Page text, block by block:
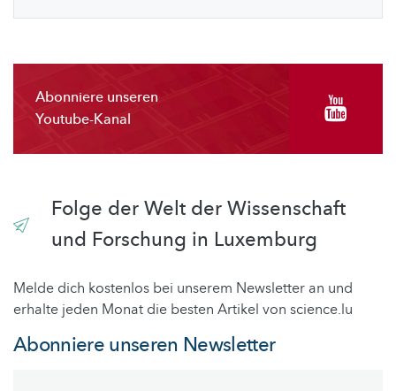
Abonniere unseren
Youtube-Kanal
Folge der Welt der Wissenschaft
und Forschung in Luxemburg
Melde dich kostenlos bei unserem Newsletter an und
erhalte jeden Monat die besten Artikel von science.lu
Abonniere unseren Newsletter